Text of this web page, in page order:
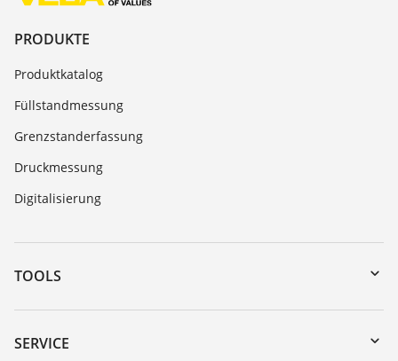
PRODUKTE
Produktkatalog
Füllstandmessung
Grenzstanderfassung
Druckmessung
Digitalisierung
TOOLS
Download-Center
Gerätesuche (Seriennummer)
SERVICE